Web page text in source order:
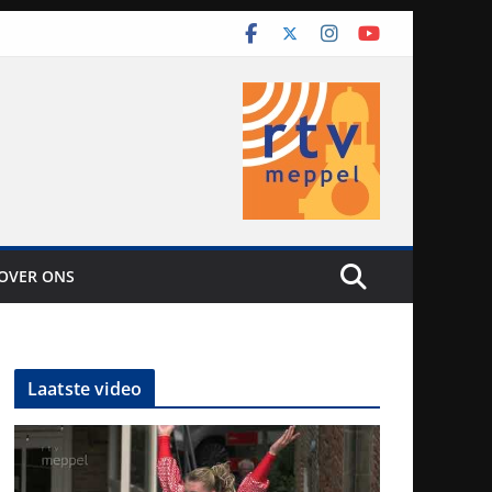
ONS
Laatste video